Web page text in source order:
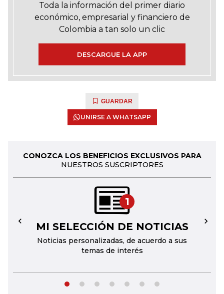
Toda la información del primer diario
económico, empresarial y financiero de
Colombia a tan solo un clic
DESCARGUE LA APP
GUARDAR
UNIRSE A WHATSAPP
CONOZCA LOS BENEFICIOS EXCLUSIVOS PARA
NUESTROS SUSCRIPTORES
1
MI SELECCIÓN DE NOTICIAS
Noticias personalizadas, de acuerdo a sus
temas de interés
← →